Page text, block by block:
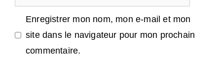
web
Enregistrer mon nom, mon e-mail et mon
site dans le navigateur pour mon prochain
commentaire.